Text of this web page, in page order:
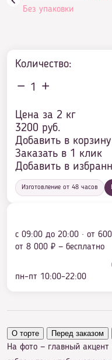
Без упаковки
Количество:
1
Цена за 2 кг
3200 руб.
Добавить в корзину
Заказать в 1 клик
Добавить в
Изготовление от 48 часов
с 09:00 до 20:00 · от
от 8 000 ₽ — бесплатно
пн–пт 10:00–22:00
О торте Перед заказом
На фото — главный акцент